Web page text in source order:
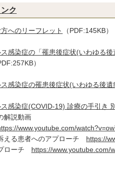
ク
へのリーフレット （PDF:145KB）
感染症の「罹患後症状(いわゆる
PDF:257KB）
感染症の罹患後症状(いわゆる後遺
感染症(COVID-19) 診療の手引き
解説動画
www.youtube.com/
る患者へのアプローチ https://
ローチ https://www.youtube.com/